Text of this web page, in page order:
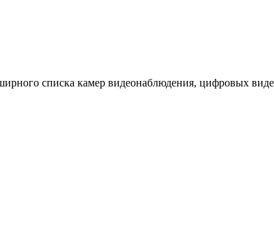
списка камер видеонаблюдения, цифровых